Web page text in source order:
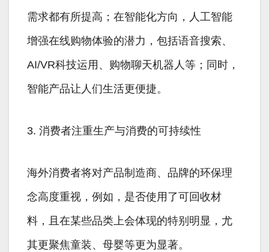
需求都有所提高；在智能化方向，人工智能
增强在线购物体验的潜力，包括语音搜索、
AI/VR科技运用、购物聊天机器人等；同时，
智能产品让人们生活更便捷。
3. 消费者注重生产与消费的可持续性
海外消费者将对产品制造商、品牌的环保理
念高度重视，例如，是否使用了可回收材
料，且在某些品类上会体现的特别明显，尤
其更聚焦童装、母婴等更为显著。